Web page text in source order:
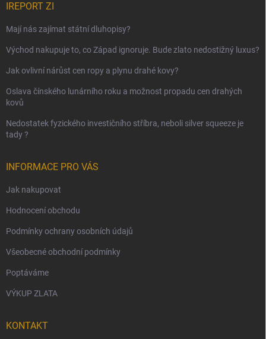
IREPORT ZI
Mají nás zajímat státní dluhopisy?
Východ nakupuje to, co Západ ignoruje. Bude zlato nedostižný luxus?
Jak ovlivní nárůst cen ropy a plynu drahé kovy?
Oslava čínského lunárního roku a možnost propadu cen drahých
kovů
Nedostatek fyzického investičního stříbra, neboli silver squeeze je
tady ?
INFORMACE PRO VÁS
Jak nakupovat
Hodnocení obchodu
Podmínky ochrany osobních údajů
Všeobecné obchodní podmínky
Poptáváme
VÝKUP ZLATA
KONTAKT